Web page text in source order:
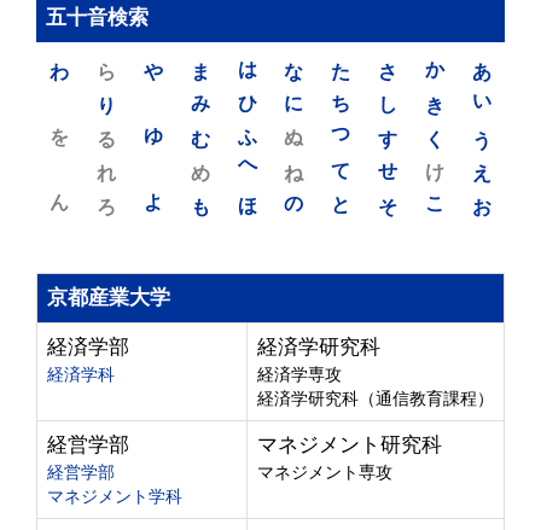
五十音検索
あ
い
う
え
お
か
き
く
け
こ
さ
し
す
せ
そ
た
ち
つ
て
と
な
に
ぬ
ね
の
は
ひ
ふ
へ
ほ
ま
み
む
め
も
や
ゆ
よ
ら
り
る
れ
ろ
わ
を
ん
京都産業大学
経済学部
経済学科
経済学研究科
経済学専攻
経済学研究科（通信教育課程）
経営学部
経営学部
マネジメント学科
マネジメント研究科
マネジメント専攻